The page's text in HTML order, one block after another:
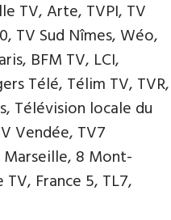
TV, Arte, TVPI, TV
TV Sud Nîmes, Wéo,
BFM TV, LCI,
Télé, Télim TV, TVR,
Télévision locale du
Vendée, TV7
Marseille, 8 Mont-
France 5, TL7,